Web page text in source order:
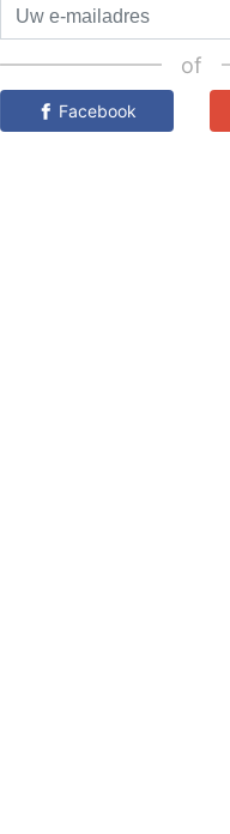
of
Facebook